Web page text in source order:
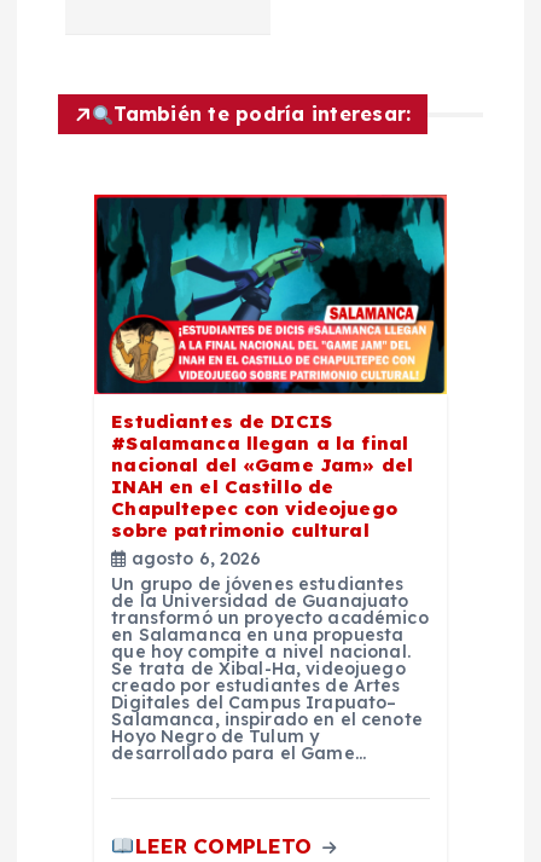
d
También te podría interesar:
Estudiantes de DICIS
#Salamanca llegan a la final
nacional del «Game Jam» del
INAH en el Castillo de
Chapultepec con videojuego
sobre patrimonio cultural
agosto 6, 2026
Un grupo de jóvenes estudiantes
de la Universidad de Guanajuato
transformó un proyecto académico
en Salamanca en una propuesta
que hoy compite a nivel nacional.
Se trata de Xibal-Ha, videojuego
creado por estudiantes de Artes
Digitales del Campus Irapuato–
Salamanca, inspirado en el cenote
Hoyo Negro de Tulum y
desarrollado para el Game…
LEER COMPLETO